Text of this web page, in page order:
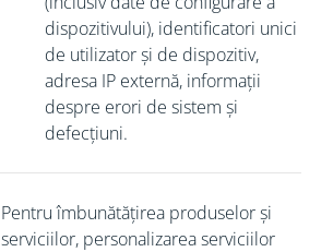
dispozitivului), identificatori unici
de utilizator și de dispozitiv,
adresa IP externă, informații
despre erori de sistem și
defecțiuni.
Pentru îmbunătățirea produselor și
serviciilor, personalizarea serviciilor